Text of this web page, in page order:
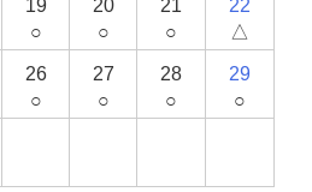
19
○
20
○
21
○
22
△
26
○
27
○
28
○
29
○